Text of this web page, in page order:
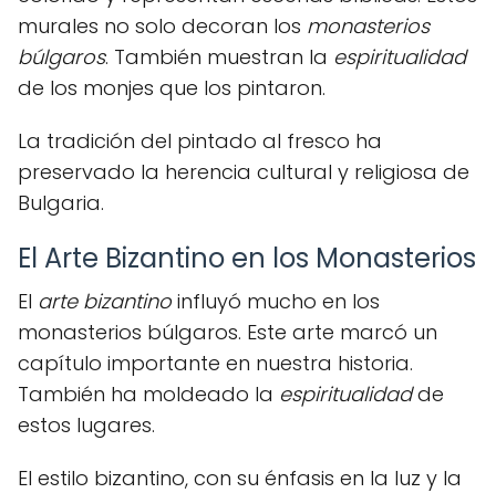
murales no solo decoran los monasterios
búlgaros. También muestran la espiritualidad
de los monjes que los pintaron.
La tradición del pintado al fresco ha
preservado la herencia cultural y religiosa de
Bulgaria.
El Arte Bizantino en los Monasterios
El arte bizantino influyó mucho en los
monasterios búlgaros. Este arte marcó un
capítulo importante en nuestra historia.
También ha moldeado la espiritualidadde
estos lugares.
El estilo bizantino, con su énfasis en la luz y la